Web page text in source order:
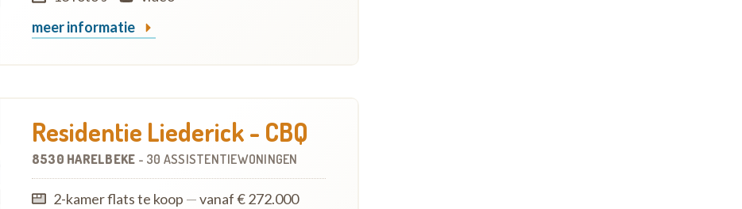
meer informatie
Residentie Liederick - CBQ
8530 HARELBEKE - 30 ASSISTENTIEWONINGEN
2-kamer flats te koop —vanaf € 272.000